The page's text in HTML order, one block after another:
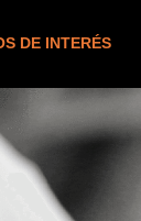
DE INTERÉS